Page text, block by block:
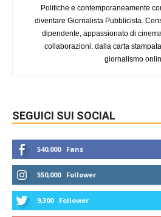
Politiche e contemporaneamente
diventare Giornalista Pubblicista.
dipendente, appassionato di
collaborazioni: dalla carta
giornalismo
SEGUICI SUI SOCIAL
540,000 Fans
550,000 Follower
9,300 Follower